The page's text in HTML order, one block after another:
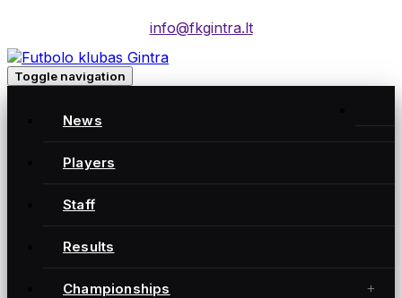
info@fkgintra.lt
Toggle navigation
News
Players
Staff
Results
Championships
Moterų futbolo klubas „Gintra“ – daugkartinės
Lietuvai UEFA moterų Čempionių lygoje.